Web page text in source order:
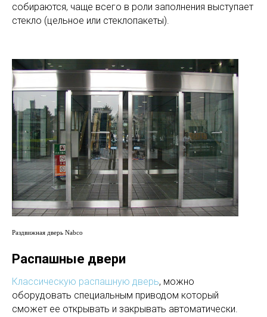
собираются, чаще всего в роли заполнения выступает
стекло (цельное или стеклопакеты).
Раздвижная дверь Nabco
Распашные двери
Классическую распашную дверь, можно
оборудовать специальным приводом который
сможет ее открывать и закрывать автоматически.